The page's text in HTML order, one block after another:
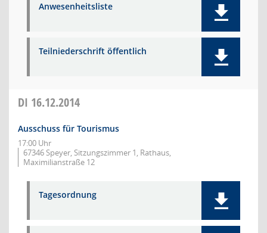
Anwesenheitsliste
Teilniederschrift öffentlich
DI 16.12.2014
Ausschuss für Tourismus
17:00 Uhr
67346 Speyer, Sitzungszimmer 1, Rathaus,
Maximilianstraße 12
Tagesordnung